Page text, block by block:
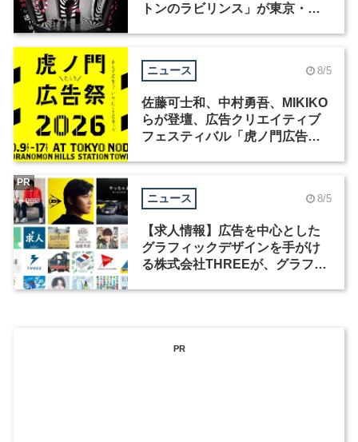
トンのラビリンス」が東京・豊
ニュース 8/5
佐藤可士和、中村勇吾、MIKIKO
らが登壇、広告クリエイティブ
フェスティバル「虎ノ門広告
ニュース 8/5
【求人情報】広告を中心とした
グラフィックデザインを手がけ
る株式会社THREEが、グラフィ
PR
PR